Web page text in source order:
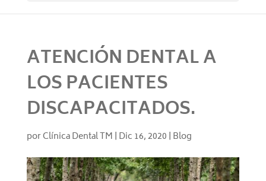
ATENCIÓN DENTAL A
LOS PACIENTES
DISCAPACITADOS.
porClínica Dental TM | Dic 16, 2020 | Blog